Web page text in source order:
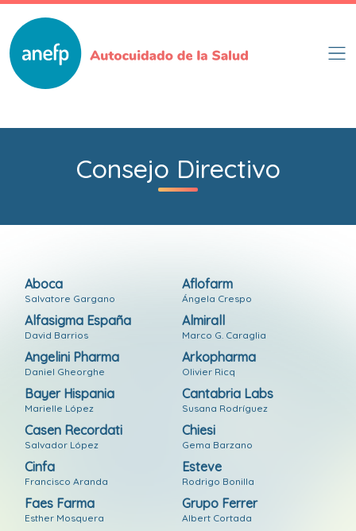
contenido
principal
Consejo Directivo
Aboca
Salvatore Gargano
Aflofarm
Ángela Crespo
Alfasigma España
David Barrios
Almirall
Marco G. Caraglia
Angelini Pharma
Daniel Gheorghe
Arkopharma
Olivier Ricq
Bayer Hispania
Marielle López
Cantabria Labs
Susana Rodríguez
Casen Recordati
Salvador López
Chiesi
Gema Barzano
Cinfa
Francisco Aranda
Esteve
Rodrigo Bonilla
Faes Farma
Esther Mosquera
Grupo Ferrer
Albert Cortada